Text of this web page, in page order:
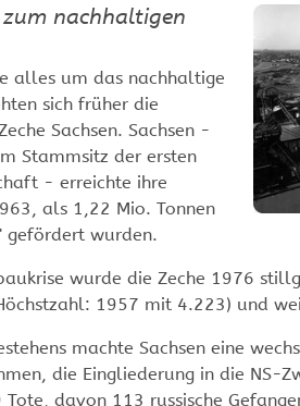
zum nachhaltigen
alles um das nachhaltige
sich früher die
Sachsen. Sachsen -
Stammsitz der ersten
- erreichte ihre
als 1,22 Mio. Tonnen
gefördert wurden.
wurde die Zeche 1976
1957 mit 4.223) und
machte Sachsen eine
die Eingliederung in die NS-
davon 113 russische